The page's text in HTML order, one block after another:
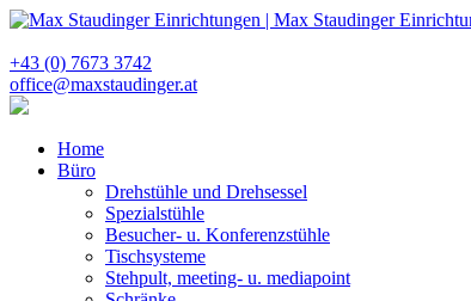
+43 (0) 7673 3742
office@maxstaudinger.at
Home
Büro
Drehstühle und Drehsessel
Spezialstühle
Besucher- u. Konferenzstühle
Tischsysteme
Stehpult, meeting- u. mediapoint